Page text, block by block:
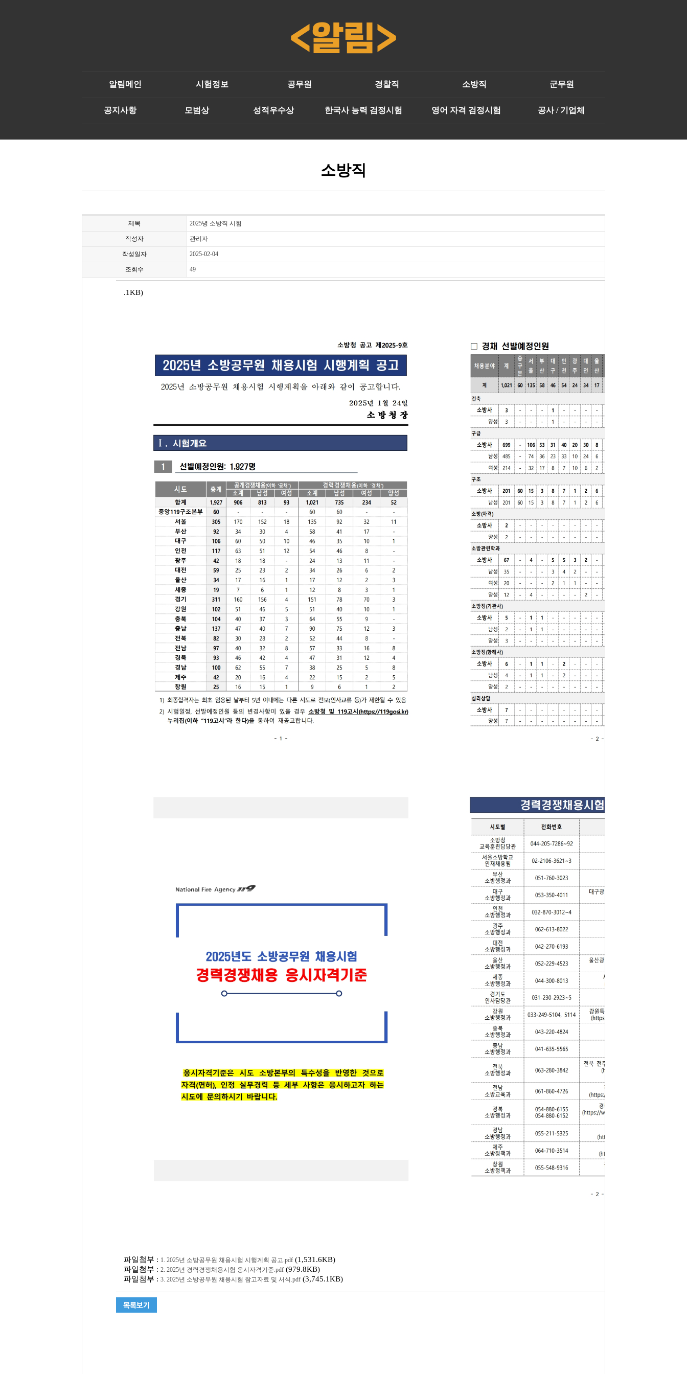
알림메인 시험정보 공무원 경찰직 소방직 군무원
공지사항 모범상 성적우수상 한국사 능력 검정시험 영어 자격 검정시험 공사 / 기업체
소방직
제목 2025녕 소방직 시험
작성자 관리자
작성일자 2025-02-04
조회수 49
.1KB)
파일첨부 : 1. 2025년 소방공무원 채용시험 시행계획 공고.pdf (1,531.6KB)
파일첨부 : 2. 2025년 경력경쟁채용시험 응시자격기준.pdf (979.8KB)
파일첨부 : 3. 2025년 소방공무원 채용시험 참고자료 및 서식.pdf (3,745.1KB)